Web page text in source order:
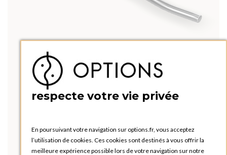
respecte votre vie privée
En poursuivant votre navigation sur options.fr, vous acceptez
l’utilisation de cookies. Ces cookies sont destinés à vous offrir la
meilleure expérience possible lors de votre navigation sur notre